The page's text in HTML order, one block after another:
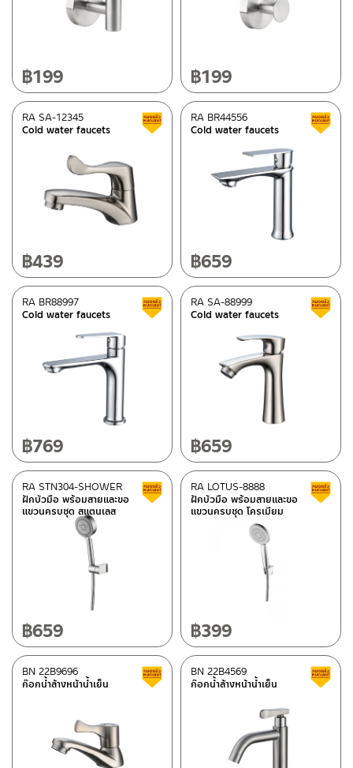
฿199 ฿199
Cold water faucets
RA SA-12345 Clearance sale
฿439
Cold water faucets
RA BR44556
฿659
Cold water faucets
RA BR88997 Clearance sale
฿769
Cold water faucets
RA SA-88999
฿659
ฝักบัวมือ พร้อมสายและขอ
แขวนครบชุด สแตนเลส
RA STN304-SHOWER Clearance sale
฿659
ฝักบัวมือ พร้อมสายและขอ
แขวนครบชุด โครเมียม
RA LOTUS-8888
฿399
ก๊อกน้ำล้างหน้าน้ำเย็น
BN 22B9696 Clearance sale
ก๊อกน้ำล้างหน้าน้ำเย็น
BN 22B4569